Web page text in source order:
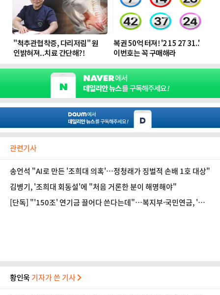
관련기사
송언석 "AI로 만든 '조희대 의혹'…정청래가 징벌적 손배 1호 대상"
김병기, '조희대 회동설'에 "처음 거론한 분이 해명해야"
[단독] "'150조' 연기금 끌어다 쓴다는데"…복지부·국민연금, '모
황인욱 기자가 쓴 기사